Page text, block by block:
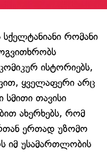
რომანი
ისტორიებს,
ყველაფერი არც
სმითი თავისი
ახერხებს, რომ
ერთად უზომო
იმ უსამართლობის